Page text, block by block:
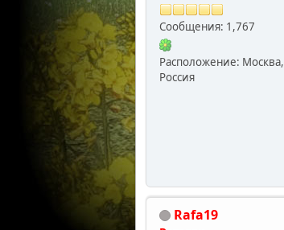
Сообщения: 1,767
Расположение: Москва,
Россия
Rafa19